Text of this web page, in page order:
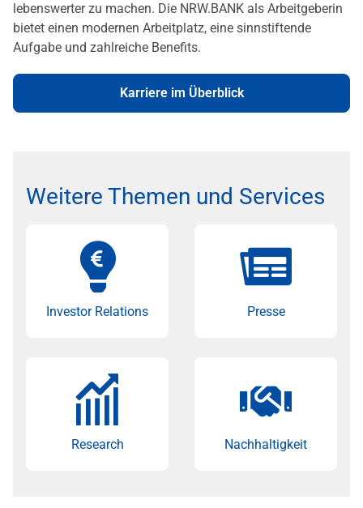
lebenswerter zu machen. Die NRW.BANK als Arbeitgeberin
bietet einen modernen Arbeitplatz, eine sinnstiftende
Aufgabe und zahlreiche Benefits.
Karriere im Überblick
Weitere Themen und Services
Investor Relations Presse
Research Nachhaltigkeit